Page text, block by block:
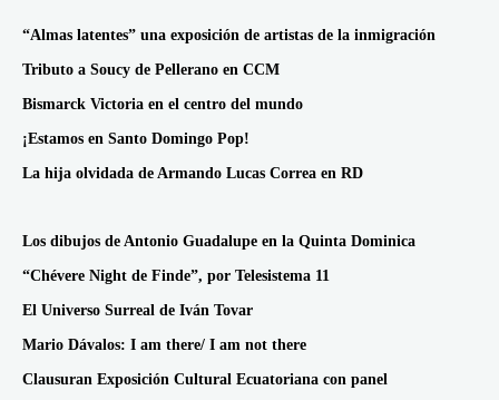
“Almas latentes” una exposición de artistas de la inmigración
Tributo a Soucy de Pellerano en CCM
Bismarck Victoria en el centro del mundo
¡Estamos en Santo Domingo Pop!
La hija olvidada de Armando Lucas Correa en RD
Los dibujos de Antonio Guadalupe en la Quinta Dominica
“Chévere Night de Finde”, por Telesistema 11
El Universo Surreal de Iván Tovar
Mario Dávalos: I am there/ I am not there
Clausuran Exposición Cultural Ecuatoriana con panel